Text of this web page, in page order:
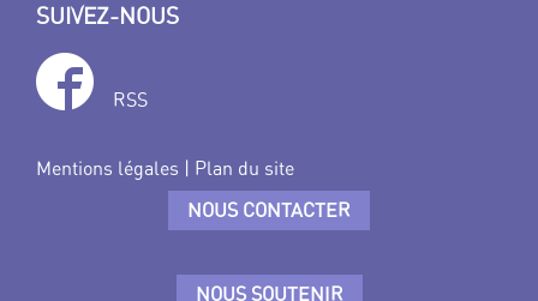
SUIVEZ-NOUS
RSS
Mentions légales | Plan du site
NOUS CONTACTER
NOUS SOUTENIR